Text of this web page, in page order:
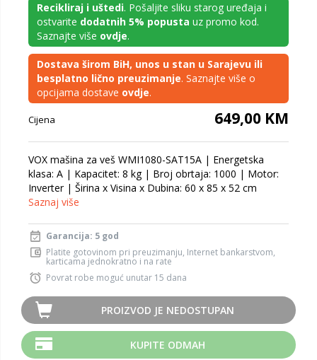
Recikliraj i uštedi. Pošaljite sliku starog uređaja i
ostvarite dodatnih 5% popusta uz promo kod.
Saznajte više ovdje.
Dostava širom BiH, unos u stan u Sarajevu ili
besplatno lično preuzimanje. Saznajte više o
opcijama dostave ovdje.
Cijena 649,00 KM
VOX mašina za veš WMI1080-SAT15A | Energetska
klasa: A | Kapacitet: 8 kg | Broj obrtaja: 1000 | Motor:
Inverter | Širina x Visina x Dubina: 60 x 85 x 52 cm
Saznaj više
Garancija: 5 god
Platite gotovinom pri preuzimanju, Internet bankarstvom,
karticama jednokratno i na rate
Povrat robe moguć unutar 15 dana
PROIZVOD JE NEDOSTUPAN
KUPITE ODMAH